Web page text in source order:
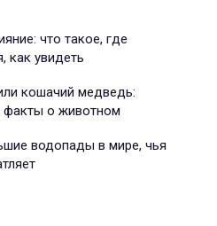
что такое, где
как увидеть
кошачий медведь:
факты о животном
водопады в мире, чья